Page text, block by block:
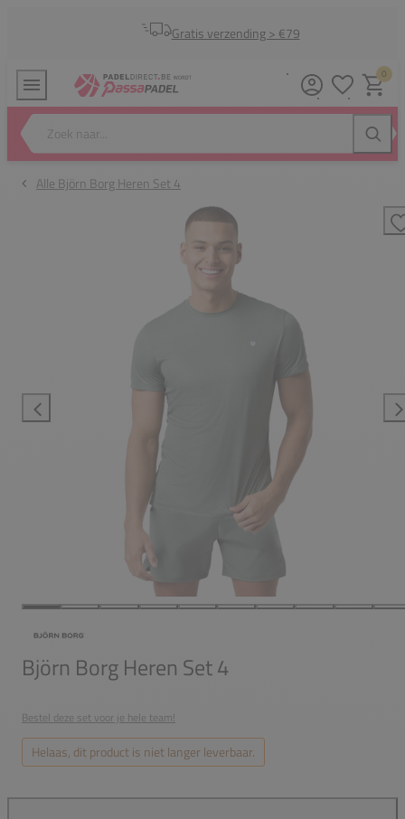
Gratis verzending > €79
Zoek naar...
0
Alle Björn Borg Heren Set 4
Björn Borg Heren Set 4
Bestel deze set voor je hele team!
Helaas, dit product is niet langer leverbaar.